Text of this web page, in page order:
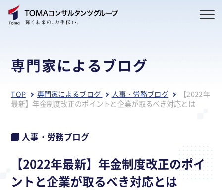
専門家によるブログ
TOP 専門家によるブログ 人事・労務ブログ
【2022年
最新】年金制度改正のポイントと企業が取るべき対応とは
人事・労務ブログ
【2022年最新】年金制度改正のポイ
ントと企業が取るべき対応とは